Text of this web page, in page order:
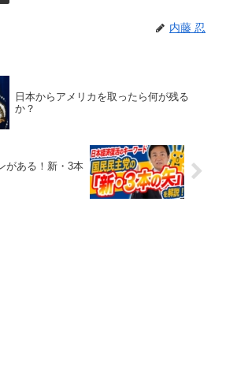
内藤 忍
日本からアメリカを取ったら何が残る
か？
がある！新・3本